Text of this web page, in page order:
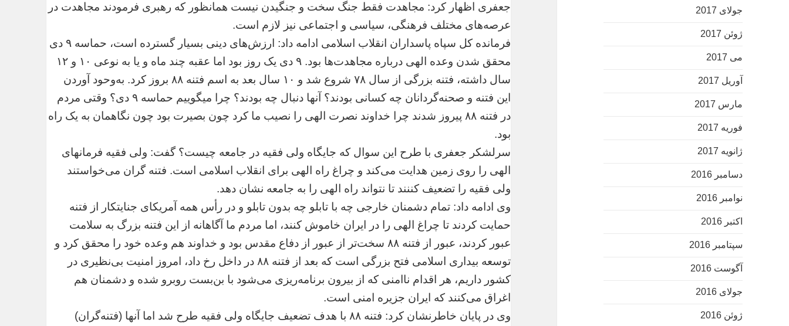
جولای 2017
ژوئن 2017
می 2017
آوریل 2017
مارس 2017
فوریه 2017
ژانویه 2017
دسامبر 2016
نوامبر 2016
اکتبر 2016
سپتامبر 2016
آگوست 2016
جولای 2016
ژوئن 2016
جعفری اظهار کرد: مجاهدت فقط جنگ سخت و جنگیدن نیست همانظور که رهبری فرمودند مجاهدت در
عرصه‌های مختلف فرهنگی، سیاسی و اجتماعی نیز لازم است.
فرمانده کل سپاه پاسداران انقلاب اسلامی ادامه داد: ارزش‌های دینی بسیار گسترده است، حماسه ٩ دی
محقق شدن وعده الهی درباره مجاهدت‌ها بود. ٩ دی یک روز بود اما عقبه چند ماه و یا به نوعی ۱۰ و ١٢
سال داشته، فتنه بزرگی از سال ٧٨ شروع شد و ۱۰ سال بعد به اسم فتنه ٨٨ بروز کرد. به‌وحود آوردن
این فتنه و صحنه‌گردانان چه کسانی بودند؟ آنها دنبال چه بودند؟ چرا میگوییم حماسه ٩ دی؟ وقتی مردم
در فتنه ٨٨ پیروز شدند چرا خداوند نصرت الهی را نصیب ما کرد چون بصیرت بود چون نگاهمان به یک راه
بود.
سرلشکر جعفری با طرح این سوال که جایگاه ولی فقیه در جامعه چیست؟ گفت: ولی فقیه فرمانهای
الهی را روی زمین هدایت می‌کند و چراغ راه الهی برای انقلاب اسلامی است. فتنه گران می‌خواستند
ولی فقیه را تضعیف کننند تا نتواند راه الهی را به جامعه نشان دهد.
وی ادامه داد: تمام دشمنان خارجی چه با تابلو چه بدون تابلو و در رأس همه آمریکای جنایتکار از فتنه
حمایت کردند تا چراغ الهی را در ایران خاموش کنند، اما مردم ما آگاهانه از این فتنه بزرگ به سلامت
عبور کردند، عبور از فتنه ٨٨ سخت‌تر از عبور از دفاع مقدس بود و خداوند هم وعده خود را محقق کرد و
توسعه بیداری اسلامی فتح بزرگی است که بعد از فتنه ٨٨ در داخل رخ داد، امروز امنیت بی‌نظیری در
کشور داریم، هر اقدام ناامنی که از بیرون برنامه‌ریزی می‌شود با بن‌بست روبرو شده و دشمنان هم
اغراق می‌کنند که ایران جزیره امنی است.
وی در پایان خاطرنشان کرد: فتنه ٨٨ با هدف تضعیف جایگاه ولی فقیه طرح شد اما آنها (فتنه‌گران)